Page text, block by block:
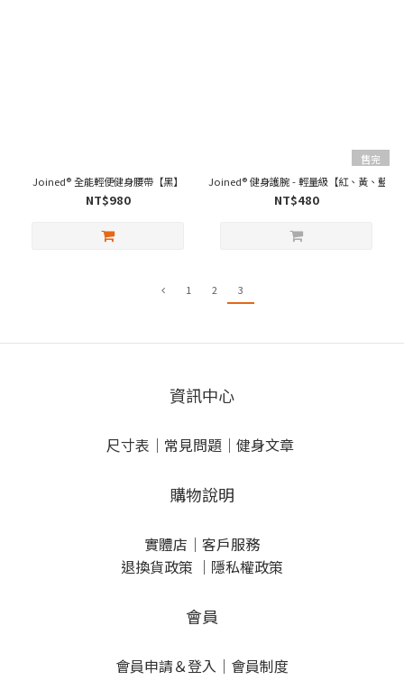
Joined® 全能輕便健身腰帶【黑】
NT$980
售完
Joined® 健身護腕 - 輕量級【紅、黃、藍、
NT$480
1 2 3
資訊中心
尺寸表 ｜ 常見問題 ｜ 健身文章
購物說明
實體店 ｜ 客戶服務
退換貨政策 ｜ 隱私權政策
會員
會員申請＆登入 ｜ 會員制度